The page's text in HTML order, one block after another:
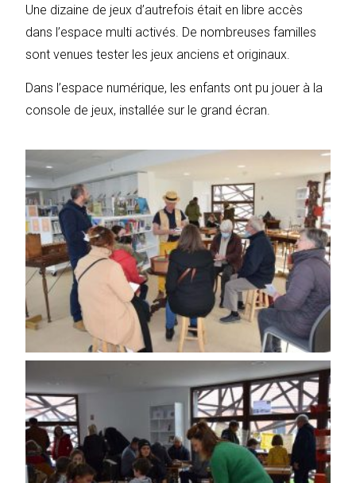
Une dizaine de jeux d’autrefois était en libre accès
dans l’espace multi activés. De nombreuses familles
sont venues tester les jeux anciens et originaux.
Dans l’espace numérique, les enfants ont pu jouer à la
console de jeux, installée sur le grand écran.